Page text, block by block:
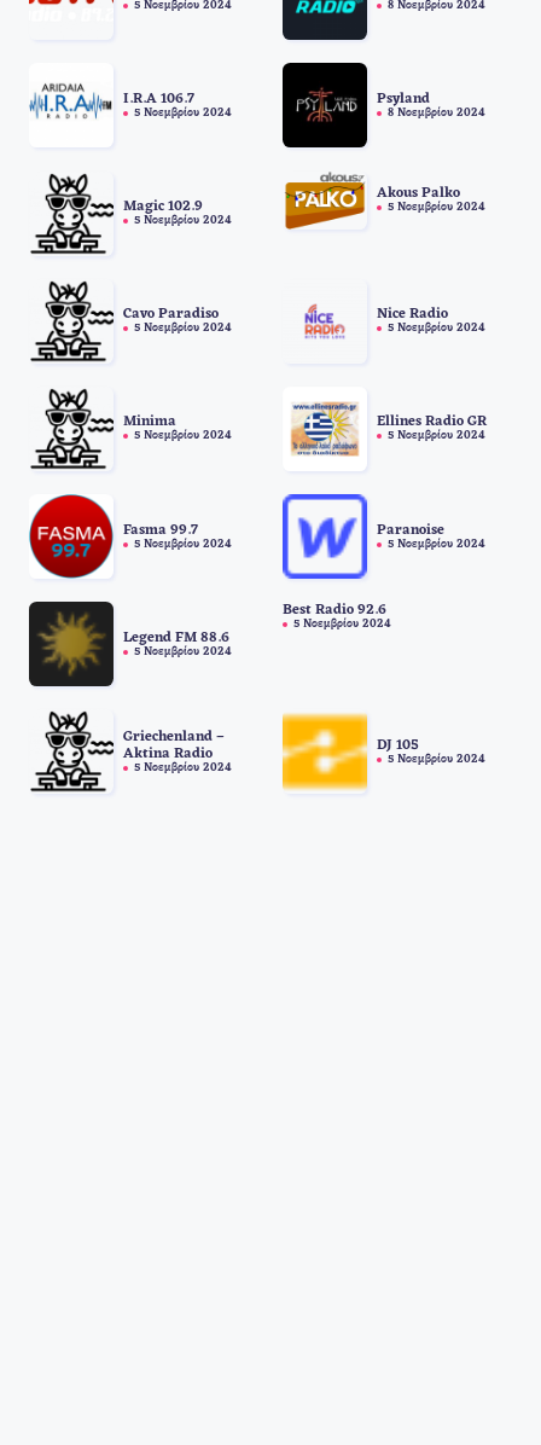
5 Νοεμβρίου 2024 8 Νοεμβρίου 2024
I.R.A 106.7
5 Νοεμβρίου 2024
Psyland
8 Νοεμβρίου 2024
Magic 102.9
5 Νοεμβρίου 2024
Akous Palko
5 Νοεμβρίου 2024
Cavo Paradiso
5 Νοεμβρίου 2024
Nice Radio
5 Νοεμβρίου 2024
Minima
5 Νοεμβρίου 2024
Ellines Radio GR
5 Νοεμβρίου 2024
Fasma 99.7
5 Νοεμβρίου 2024
Paranoise
5 Νοεμβρίου 2024
Legend FM 88.6
5 Νοεμβρίου 2024
Best Radio 92.6
5 Νοεμβρίου 2024
Griechenland –
Aktina Radio
5 Νοεμβρίου 2024
DJ 105
5 Νοεμβρίου 2024